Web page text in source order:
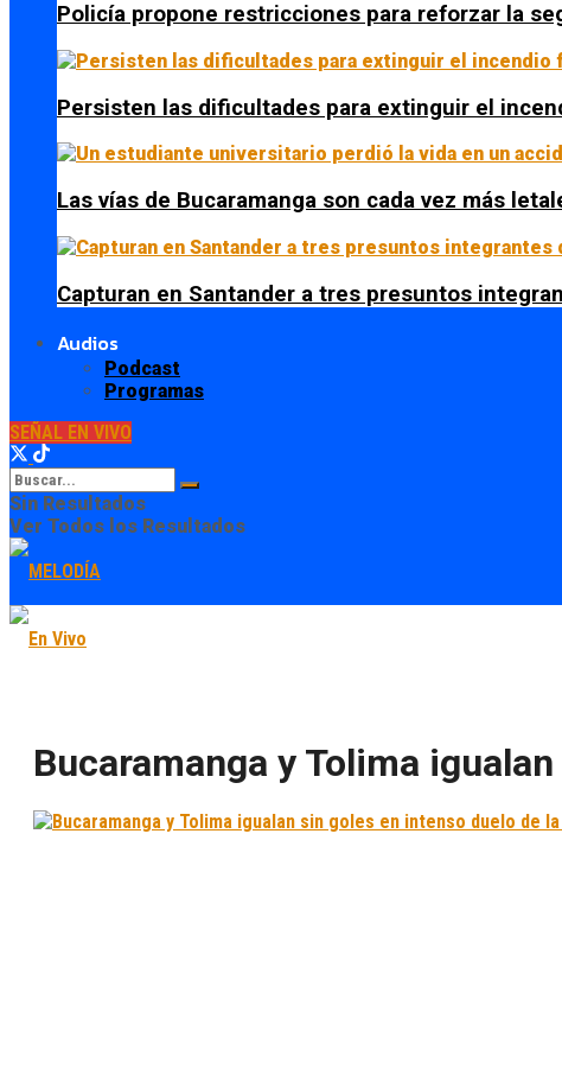
Policía propone restricciones para reforzar la
Persisten las dificultades para extinguir el
Las vías de Bucaramanga son cada vez más
Capturan en Santander a tres presuntos
Audios
Podcast
Programas
SEÑAL EN VIVO
Sin Resultados
Ver Todos los Resultados
Bucaramanga y Tolima